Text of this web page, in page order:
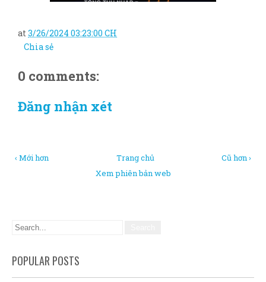
at 3/26/2024 03:23:00 CH
Chia sẻ
0 comments:
Đăng nhận xét
‹ Mới hơn Cũ hơn ›
Trang chủ
Xem phiên bản web
POPULAR POSTS